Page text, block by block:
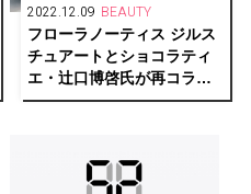
2022.12.09 BEAUTY
フローラノーティス ジルス
チュアートとショコラティ
エ・辻口博啓氏が再コラボ
レーションし、限定デザイ